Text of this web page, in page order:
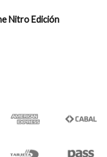
Nitro Edición